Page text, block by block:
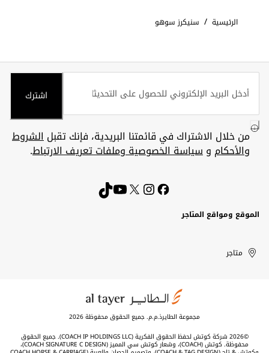
الرئيسية / سنيكرز سوهو
اشترك
من خلال الاشتراك في قائمتنا البريدية، فإنك تقبلالشروط
والأحكام وسياسة الخصوصية وملفات تعريف الارتباط.
الموقع ومواقع المتاجر
United
Arab
Kuwait
الإمارات
العربية
الكويت
متاجر
مجموعة الطايرذ.م.م. جميع الحقوق محفوظة 2026
©2026 شركة كوتش لحفظ الحقوق الفكرية (COACH IP HOLDINGS LLC). جميع الحقوق
محفوظة. كوتش (COACH)، وشعار كوتش سي المميز (COACH SIGNATURE C DESIGN)،